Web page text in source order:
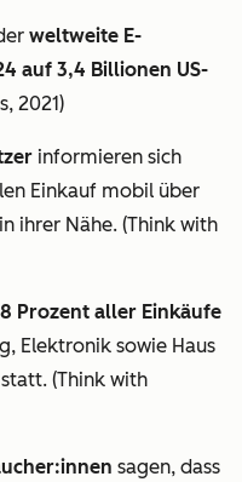
weltweite E-
auf 3,4 Billionen US-
2021)
informieren sich
Einkauf mobil über
ihrer Nähe. (Think with
Prozent aller Einkäufe
Elektronik sowie Haus
(Think with
sagen, dass